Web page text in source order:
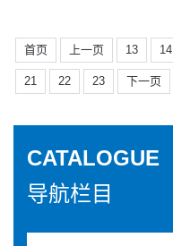
首页 上一页 13 14
21 22 23 下一页
CATALOGUE
导航栏目